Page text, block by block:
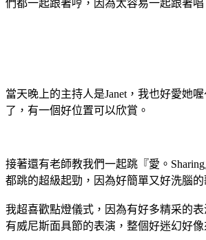
們都一起跟著哼，因為太容易一起跟著唱
當天晚上的主持人是Janet，我也好愛她
了，有一個好位置可以欣賞。
接著還有老師教我們一起跳『愛。
都跳的超級起勁，因為好簡單又好洗腦的
我超喜歡點燈儀式，因為有好多精采的
有威尼斯面具節的表演，整個好迷幻好像